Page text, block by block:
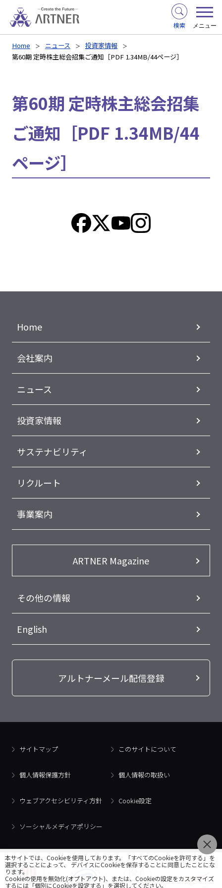
検索 メニュー
Home ニュース
投資家情報
第60期 定時株主総会招集ご通知［PDF 1.34MB/44ページ］
第60期 定時株主総会招集
ご通知［PDF 1.34MB/44
ページ］
Home
会社案内
ニュース
投資家情報
サステナビリティ
リクルート
事業案内
ARTNER Magazine
その他の情報
English
アルトナーメール配信登録
サイトマップ このサイトについて
個人情報保護方針 個人情報の取扱い
ウェブアクセシビリティ方針 Cookie設定
ソーシャルメディアポリシー
本サイトでは、Cookieを使用しております。「すべてのCookieを許可する」を
選択することによって、 デバイスにCookieを保存することに同意したことにな
ります。
Cookieの使用を無効化(オプトアウト)、または、Cookieの設定をカスタマイズ
するには「個別にCookieを設定する」を選択してください。